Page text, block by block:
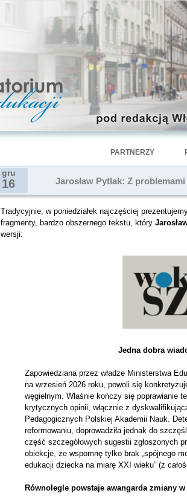
PARTNERZY
gru
16 Jarosław Pytlak: Z
Tradycyjnie, w poniedziałek najczęściej
fragmenty, bardzo obszernego tekstu, który
wersji:
Jedna dobra
Zapowiedziana przez władze Ministerstwa
na wrzesień 2026 roku, powoli się
węgielnym. Właśnie kończy się poprawianie
krytycznych opinii, włącznie z
Pedagogicznych Polskiej Akademii Nauk.
reformowaniu, doprowadziła jednak do
część szczegółowych sugestii zgłoszonych
obiekcje, że wspomnę tylko brak „spójnego
edukacji dziecka na miarę XXI wieku” (z
Równolegle powstaje awangarda zmiany